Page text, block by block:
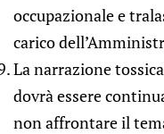
occupazionale e
carico
La narrazione
dovrà essere
non affrontare il